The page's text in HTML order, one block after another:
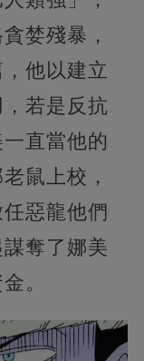
婪殘暴，
他以建立
若是反抗
直當他的
鼠上校，
惡龍他們
奪了娜美
。